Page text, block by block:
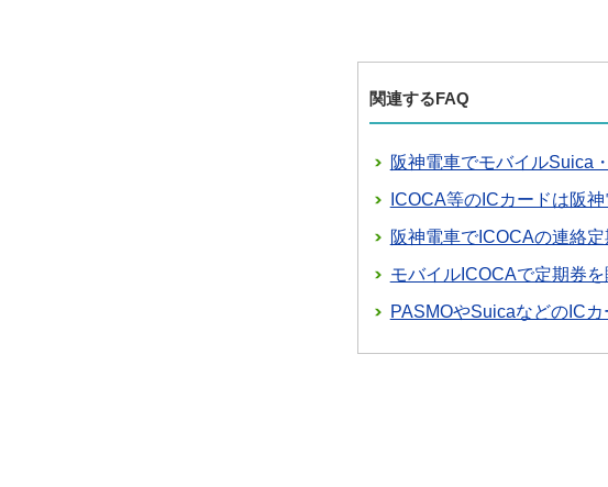
関連するFAQ
阪神電車でモバイルSuica
ICOCA等のICカードは阪
阪神電車でICOCAの連絡
モバイルICOCAで定期券を
PASMOやSuicaなどのIC